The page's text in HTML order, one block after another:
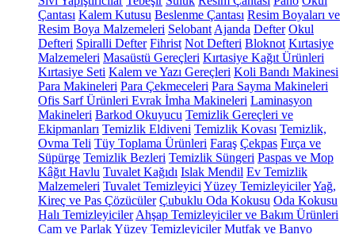
Çantası Kalem Kutusu Beslenme Çantası Resim Boyaları ve
Resim Boya Malzemeleri Selobant Ajanda Defter Okul
Defteri Spiralli Defter Fihrist Not Defteri Bloknot Kırtasiye
Malzemeleri Masaüstü Gereçleri Kırtasiye Kağıt Ürünleri
Kırtasiye Seti Kalem ve Yazı Gereçleri Koli Bandı Makinesi
Para Makineleri Para Çekmeceleri Para Sayma Makineleri
Ofis Sarf Ürünleri Evrak İmha Makineleri Laminasyon
Makineleri Barkod Okuyucu Temizlik Gereçleri ve
Ekipmanları Temizlik Eldiveni Temizlik Kovası Temizlik,
Ovma Teli Tüy Toplama Ürünleri Faraş Çekpas Fırça ve
Süpürge Temizlik Bezleri Temizlik Süngeri Paspas ve Mop
Kâğıt Havlu Tuvalet Kağıdı Islak Mendil Ev Temizlik
Malzemeleri Tuvalet Temizleyici Yüzey TemizleyicilerYağ,
Kireç ve Pas Çözücüler Çubuklu Oda Kokusu Oda Kokusu
Halı Temizleyiciler Ahşap Temizleyiciler ve Bakım Ürünleri
Cam ve Parlak Yüzey Temizleyiciler Mutfak ve Banyo